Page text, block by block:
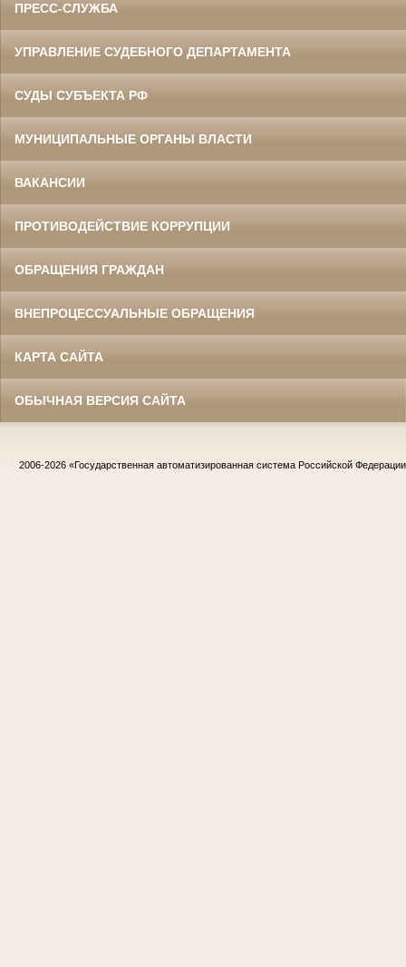
ПРЕСС-СЛУЖБА
УПРАВЛЕНИЕ СУДЕБНОГО ДЕПАРТАМЕНТА
СУДЫ СУБЪЕКТА РФ
МУНИЦИПАЛЬНЫЕ ОРГАНЫ ВЛАСТИ
ВАКАНСИИ
ПРОТИВОДЕЙСТВИЕ КОРРУПЦИИ
ОБРАЩЕНИЯ ГРАЖДАН
ВНЕПРОЦЕССУАЛЬНЫЕ ОБРАЩЕНИЯ
КАРТА САЙТА
ОБЫЧНАЯ ВЕРСИЯ САЙТА
2006-2026 «Государственная автоматизированная система Российской